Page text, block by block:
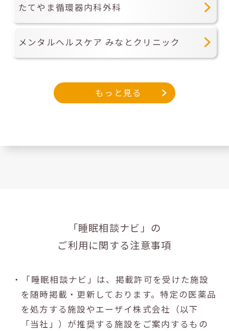
たてやま循環器内科外科
メンタルヘルスケア みなとクリニック
もっと見る
「睡眠相談ナビ」の
ご利用に関する注意事項
・「睡眠相談ナビ」は、掲載許可を受けた施設
を随時掲載・更新しております。特定の医薬品
を処方する施設やエーザイ株式会社（以下
「当社」）が推奨する施設をご案内するもの